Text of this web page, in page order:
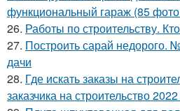
функциональный гараж (85
26. Работы по строительству.
27. Построить сарай недорого.
дачи
28. Где искать заказы на
заказчика на строительство 2022